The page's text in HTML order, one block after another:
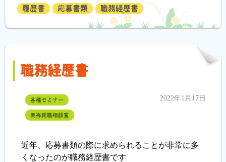
履歴書 応募書類 職務経歴書
職務経歴書
各種セミナー
美祢就職相談室
2022年1月17日
近年、応募書類の際に求められることが非常に多
くなったのが職務経歴書です